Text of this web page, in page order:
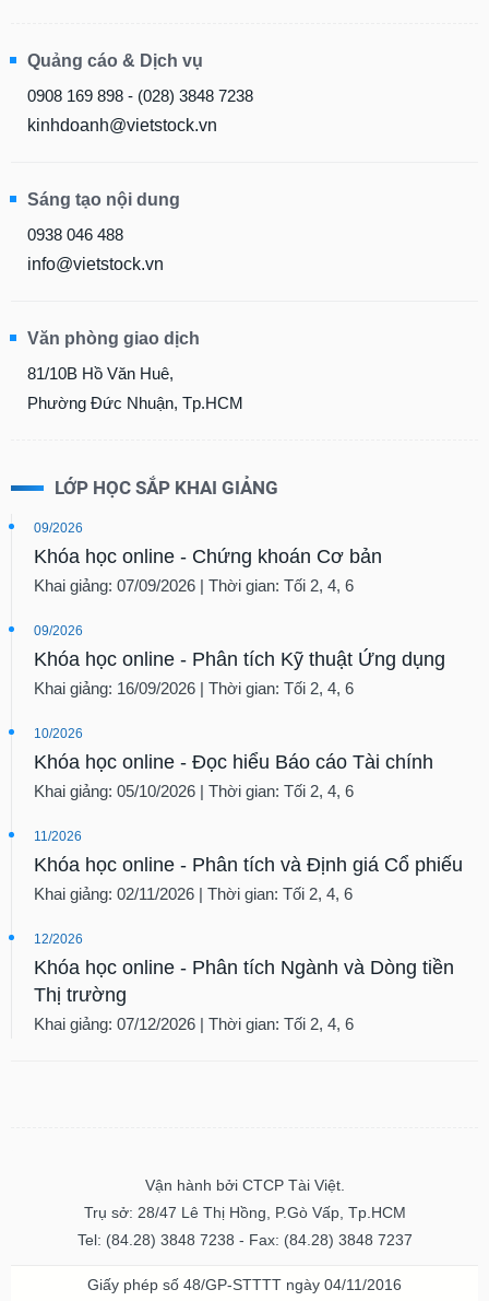
Quảng cáo & Dịch vụ
0908 169 898 - (028) 3848 7238
kinhdoanh@vietstock.vn
Sáng tạo nội dung
0938 046 488
info@vietstock.vn
Văn phòng giao dịch
81/10B Hồ Văn Huê,
Phường Đức Nhuận, Tp.HCM
LỚP HỌC SẮP KHAI GIẢNG
09/2026
Khóa học online - Chứng khoán Cơ bản
Khai giảng: 07/09/2026 | Thời gian: Tối 2, 4, 6
09/2026
Khóa học online - Phân tích Kỹ thuật Ứng dụng
Khai giảng: 16/09/2026 | Thời gian: Tối 2, 4, 6
10/2026
Khóa học online - Đọc hiểu Báo cáo Tài chính
Khai giảng: 05/10/2026 | Thời gian: Tối 2, 4, 6
11/2026
Khóa học online - Phân tích và Định giá Cổ phiếu
Khai giảng: 02/11/2026 | Thời gian: Tối 2, 4, 6
12/2026
Khóa học online - Phân tích Ngành và Dòng tiền
Thị trường
Khai giảng: 07/12/2026 | Thời gian: Tối 2, 4, 6
Vận hành bởi CTCP Tài Việt.
Trụ sở: 28/47 Lê Thị Hồng, P.Gò Vấp, Tp.HCM
Tel: (84.28) 3848 7238 - Fax: (84.28) 3848 7237
Giấy phép số 48/GP-STTTT ngày 04/11/2016